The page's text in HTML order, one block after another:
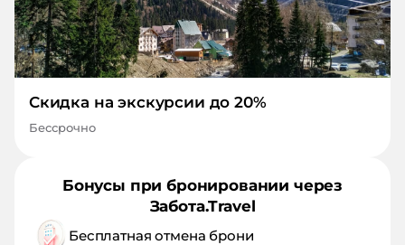
Скидка на экскурсии до 20%
Бессрочно
Бонусы при бронировании через
Забота.Travel
Бесплатная отмена брони